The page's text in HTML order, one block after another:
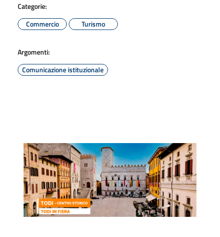
Categorie:
Commercio
Turismo
Argomenti:
Comunicazione istituzionale